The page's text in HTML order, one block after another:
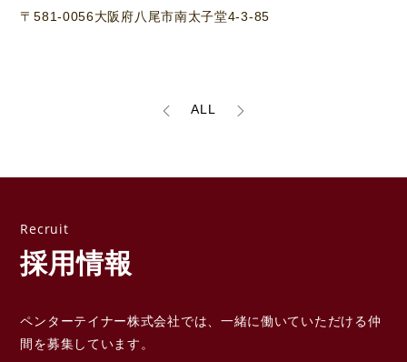
〒581-0056大阪府八尾市南太子堂4-3-85
ALL
採用情報
ペンターテイナー株式会社では、一緒に働いていただける仲
間を募集しています。